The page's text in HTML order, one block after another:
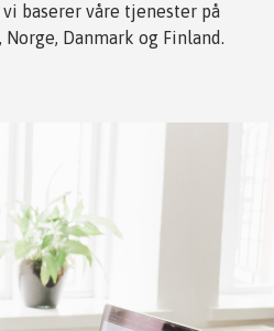
baserer våre tjenester på
Danmark og Finland.